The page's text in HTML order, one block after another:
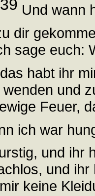
39 Und wann
dir
sage euch:
habt ihr
und
Feuer,
ich war
und ihr
und
keine